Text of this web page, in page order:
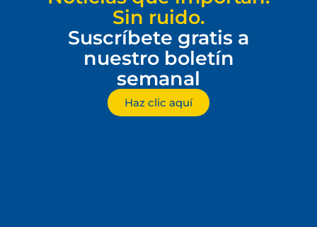
Sin ruido.
Suscríbete gratis a
nuestro boletín
semanal
Haz clic aquí